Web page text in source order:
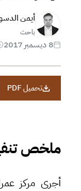
أيمن
باحث
8 ديسمبر 2017
تحميل PDF
ملخص
أجرى مركز